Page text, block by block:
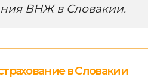
ВНЖ в Словакии.
в Словакии